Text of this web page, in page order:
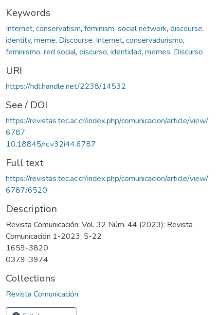
Keywords
Internet, conservatism, feminism, social network, discourse,
identity, meme, Discourse, Internet, conservadurismo,
feminismo, red social, discurso, identidad, memes, Discurso
URI
https://hdl.handle.net/2238/14532
See / DOI
https://revistas.tec.ac.cr/index.php/comunicacion/article/view/
6787
10.18845/rc.v32i44.6787
Full text
https://revistas.tec.ac.cr/index.php/comunicacion/article/view/
6787/6520
Description
Revista Comunicación; Vol. 32 Núm. 44 (2023): Revista
Comunicación 1-2023; 5-22
1659-3820
0379-3974
Collections
Revista Comunicación